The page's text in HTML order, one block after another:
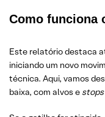
Como funciona
Este relatório destaca
iniciando um novo
técnica. Aqui, vamos
baixa, com alvos e stops